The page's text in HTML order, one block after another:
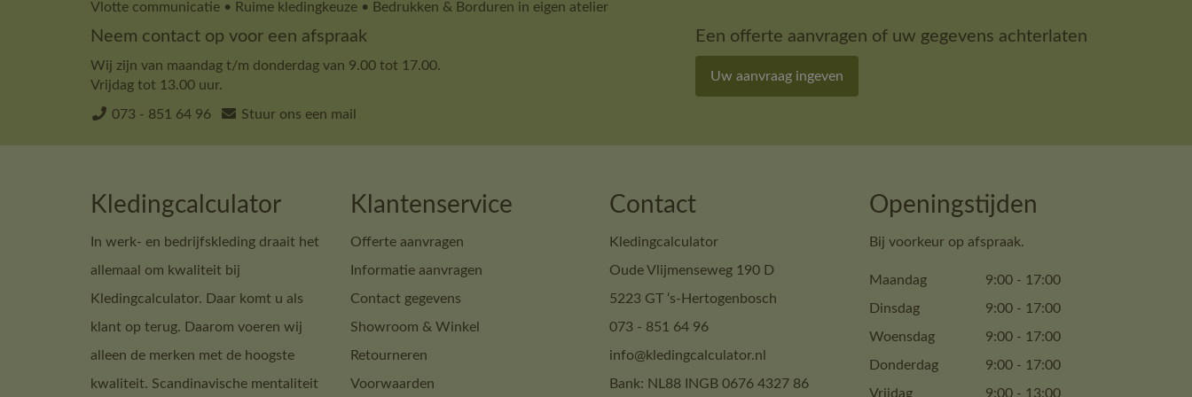
Vlotte communicatie • Ruime kledingkeuze • Bedrukken & Borduren in eigen atelier
Neem contact op voor een afspraak
Wij zijn van maandag t/m donderdag van 9.00 tot 17.00.
Vrijdag tot 13.00 uur.
073 - 851 64 96 Stuur ons een mail
Een offerte aanvragen of uw gegevens achterlaten
Uw aanvraag ingeven
Kledingcalculator
In werk- en bedrijfskleding draait het
allemaal om kwaliteit bij
Kledingcalculator. Daar komt u als
klant op terug. Daarom voeren wij
alleen de merken met de hoogste
kwaliteit. Scandinavische mentaliteit
Klantenservice
Offerte aanvragen
Informatie aanvragen
Contact gegevens
Showroom & Winkel
Retourneren
Voorwaarden
Contact
Kledingcalculator
Oude Vlijmenseweg 190 D
5223 GT ‘s-Hertogenbosch
073 - 851 64 96
info@kledingcalculator.nl
Bank: NL88 INGB 0676 4327 86
Openingstijden
Bij voorkeur op afspraak.
Maandag 9:00 - 17:00
Dinsdag
9:00 - 17:00
Woensdag
9:00 - 17:00
Donderdag
9:00 - 17:00
Vrijdag
9:00 - 13:00